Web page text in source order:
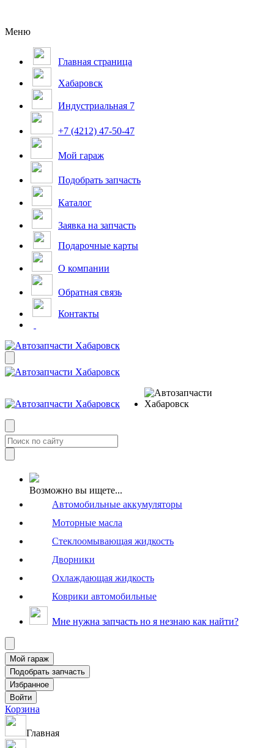
Меню
Главная страница
Хабаровск
Индустриальная 7
+7 (4212) 47-50-47
Мой гараж
Подобрать запчасть
Каталог
Заявка на запчасть
Подарочные карты
О компании
Обратная связь
Контакты
Возможно вы ищете...
Автомобильные аккумуляторы
Моторные масла
Стеклоомывающая жидкость
Дворники
Охлаждающая жидкость
Коврики автомобильные
Мне нужна запчасть но я незнаю как найти?
Корзина
Главная